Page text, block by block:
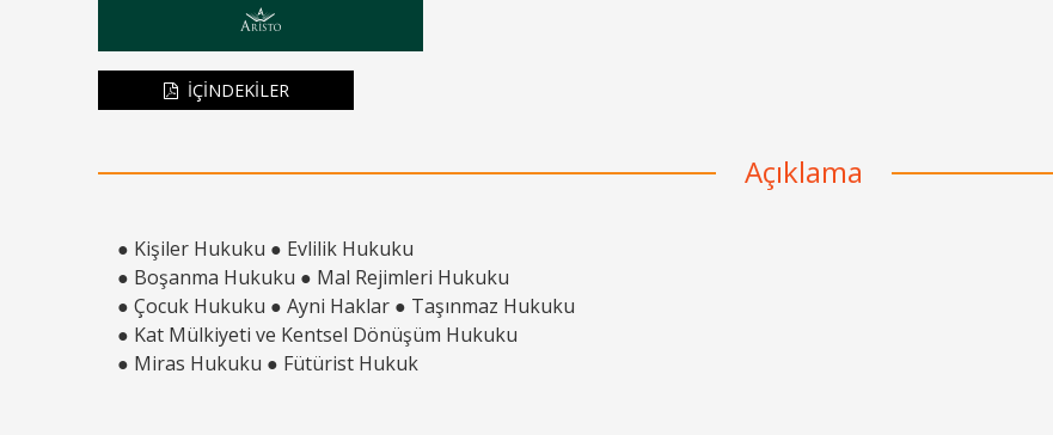
İÇİNDEKİLER
Açıklama
● Kişiler Hukuku ● Evlilik Hukuku
● Boşanma Hukuku ● Mal Rejimleri Hukuku
● Çocuk Hukuku ● Ayni Haklar ● Taşınmaz Hukuku
● Kat Mülkiyeti ve Kentsel Dönüşüm Hukuku
● Miras Hukuku ● Fütürist Hukuk